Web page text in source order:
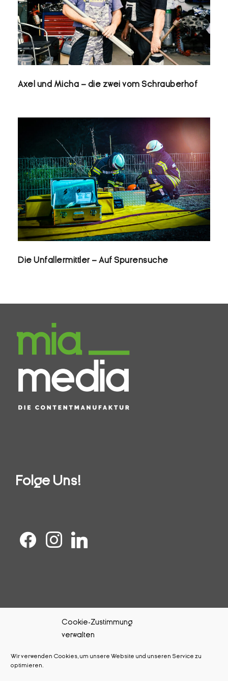
Cookie-Zustimmung
verwalten
Wir verwenden Cookies, um unsere Website und unseren Service zu
optimieren.
AXEL UND MICHA – DIE ZWEI VOM
SCHRAUBERHOF
Axel und Micha – die zwei vom Schrauberhof
DIE UNFALLERMITTLER – AUF
SPURENSUCHE
Die Unfallermittler – Auf Spurensuche
Folge Uns!
Impressum